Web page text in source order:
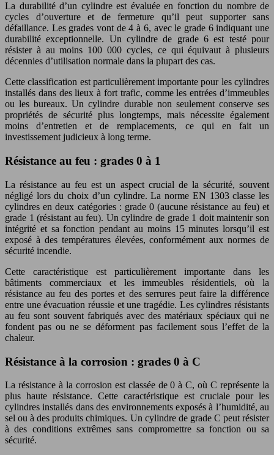
La durabilité d’un cylindre est évaluée en fonction du nombre de
cycles d’ouverture et de fermeture qu’il peut supporter sans
défaillance. Les grades vont de 4 à 6, avec le grade 6 indiquant une
durabilité exceptionnelle. Un cylindre de grade 6 est testé pour
résister à au moins 100 000 cycles, ce qui équivaut à plusieurs
décennies d’utilisation normale dans la plupart des cas.
Cette classification est particulièrement importante pour les cylindres
installés dans des lieux à fort trafic, comme les entrées d’immeubles
ou les bureaux. Un cylindre durable non seulement conserve ses
propriétés de sécurité plus longtemps, mais nécessite également
moins d’entretien et de remplacements, ce qui en fait un
investissement judicieux à long terme.
Résistance au feu : grades 0 à 1
La résistance au feu est un aspect crucial de la sécurité, souvent
négligé lors du choix d’un cylindre. La norme EN 1303 classe les
cylindres en deux catégories : grade 0 (aucune résistance au feu) et
grade 1 (résistant au feu). Un cylindre de grade 1 doit maintenir son
intégrité et sa fonction pendant au moins 15 minutes lorsqu’il est
exposé à des températures élevées, conformément aux normes de
sécurité incendie.
Cette caractéristique est particulièrement importante dans les
bâtiments commerciaux et les immeubles résidentiels, où la
résistance au feu des portes et des serrures peut faire la différence
entre une évacuation réussie et une tragédie. Les cylindres résistants
au feu sont souvent fabriqués avec des matériaux spéciaux qui ne
fondent pas ou ne se déforment pas facilement sous l’effet de la
chaleur.
Résistance à la corrosion : grades 0 à C
La résistance à la corrosion est classée de 0 à C, où C représente la
plus haute résistance. Cette caractéristique est cruciale pour les
cylindres installés dans des environnements exposés à l’humidité, au
sel ou à des produits chimiques. Un cylindre de grade C peut résister
à des conditions extrêmes sans compromettre sa fonction ou sa
sécurité.